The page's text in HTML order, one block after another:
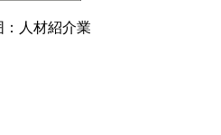
：人材紹介業